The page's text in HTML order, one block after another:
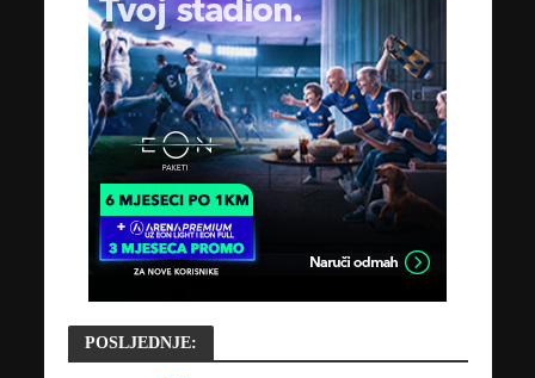
POSLJEDNJE: